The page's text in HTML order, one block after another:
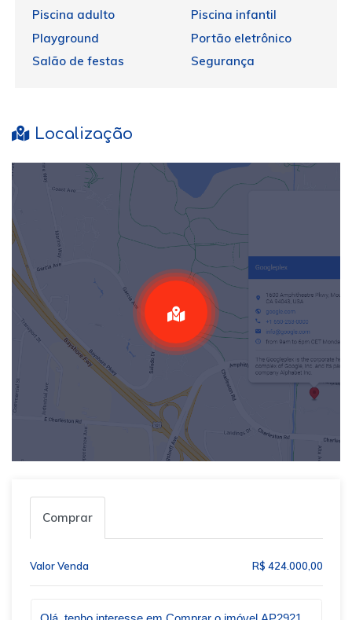
Piscina adulto
Piscina infantil
Playground
Portão eletrônico
Salão de festas
Segurança
Localização
Comprar
Valor Venda R$ 424.000,00